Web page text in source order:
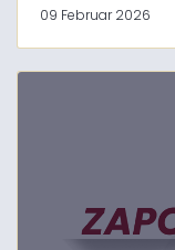
09 Februar 2026